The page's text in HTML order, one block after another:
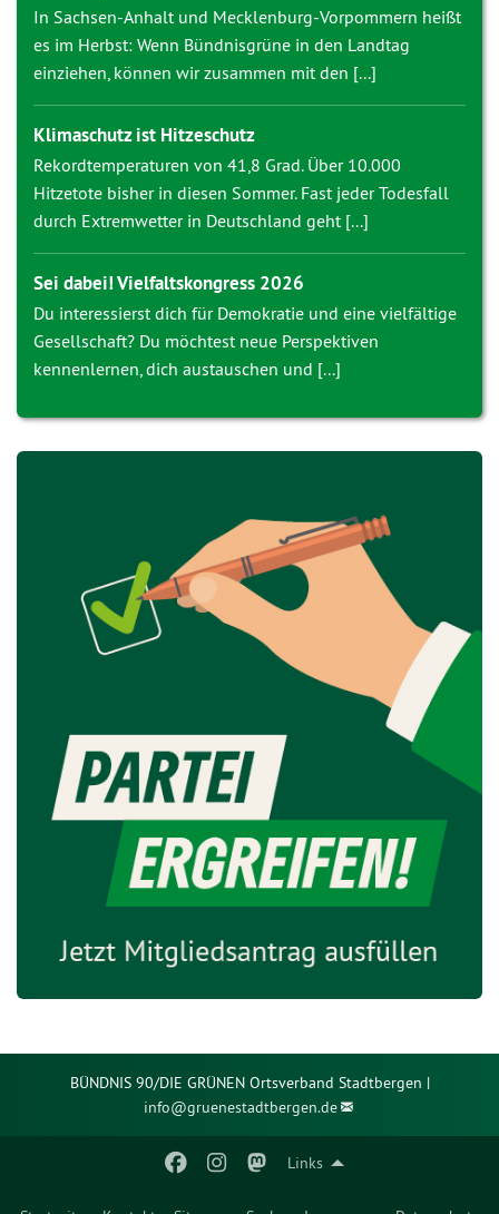
Links
In Sachsen-Anhalt und Mecklenburg-Vorpommern heißt
es im Herbst: Wenn Bündnisgrüne in den Landtag
einziehen, können wir zusammen mit den [...]
Klimaschutz ist Hitzeschutz
Rekordtemperaturen von 41,8 Grad. Über 10.000
Hitzetote bisher in diesen Sommer. Fast jeder Todesfall
durch Extremwetter in Deutschland geht [...]
Sei dabei! Vielfaltskongress 2026
Du interessierst dich für Demokratie und eine vielfältige
Gesellschaft? Du möchtest neue Perspektiven
kennenlernen, dich austauschen und [...]
BÜNDNIS 90/DIE GRÜNEN Ortsverband Stadtbergen |
info@gruenestadtbergen.de